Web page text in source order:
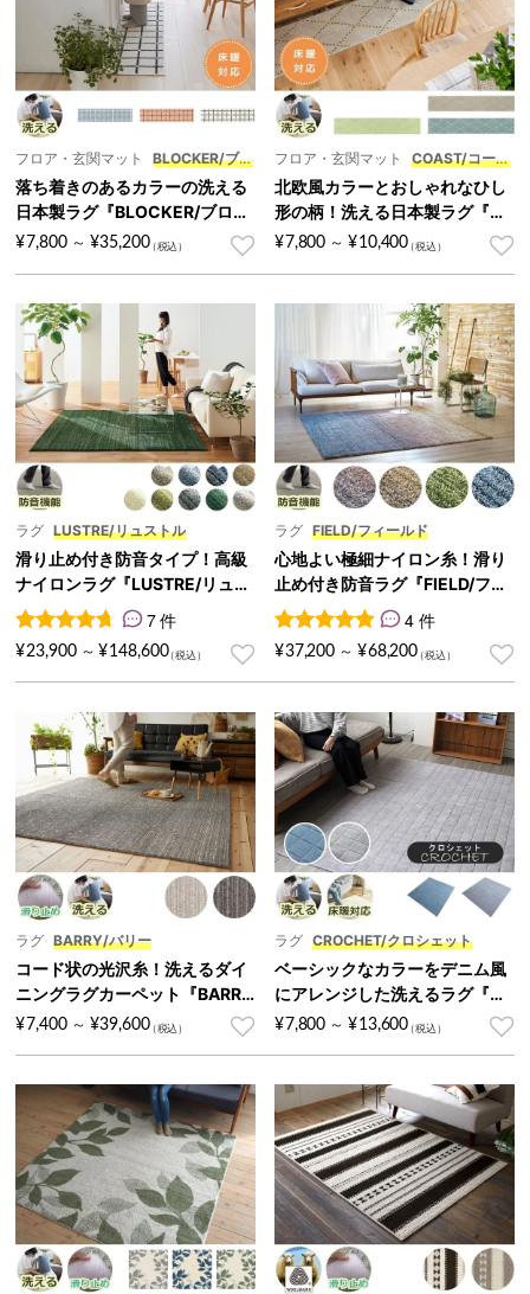
フロア・玄関マット
BLOCKER/ブロ
ッカー
落ち着きのあるカラーの洗える
日本製ラグ『BLOCKER/ブロッ
カー』
¥ 7,800 ～ ¥35,200
フロア・玄関マット
COAST/コース
ト
北欧風カラーとおしゃれなひし
形の柄！洗える日本製ラグ『C
OAST/コースト』
¥ 7,800 ～ ¥ 10,400
ラグ LUSTRE/リュストル
滑り止め付き防音タイプ！高級
ナイロンラグ『LUSTRE/リュス
トル』
7
件の利用者評価に基づく5段階評価のうち、4.71点
7 件
¥23,900 ～ ¥ 148,600
ラグ FIELD/フィールド
心地よい極細ナイロン糸！滑り
止め付き防音ラグ『FIELD/フィ
ールド』
4
件の利用者評価に基づく5段
4 件
¥37,200 ～ ¥68,200
ラグ BARRY/バリー
コード状の光沢糸！洗えるダイ
ニングラグカーペット『BARR
Y/バリー』
¥ 7,400 ～ ¥39,600
ラグ CROCHET/クロシェット
ベーシックなカラーをデニム風
にアレンジした洗えるラグ『CR
OCHET/クロシェット』
¥ 7,800 ～ ¥13,600